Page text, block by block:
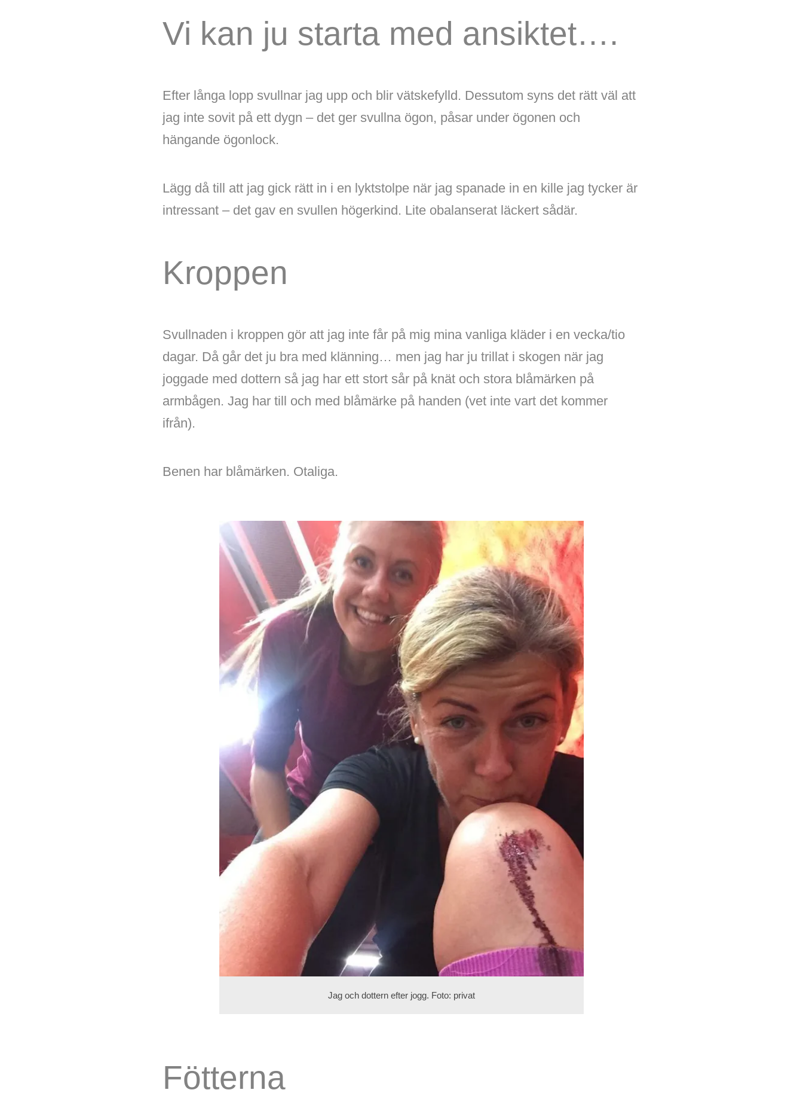
Vi kan ju starta med ansiktet….
Efter långa lopp svullnar jag upp och blir vätskefylld. Dessutom syns det rätt väl att
jag inte sovit på ett dygn – det ger svullna ögon, påsar under ögonen och
hängande ögonlock.
Lägg då till att jag gick rätt in i en lyktstolpe när jag spanade in en kille jag tycker är
intressant – det gav en svullen högerkind. Lite obalanserat läckert sådär.
Kroppen
Svullnaden i kroppen gör att jag inte får på mig mina vanliga kläder i en vecka/tio
dagar. Då går det ju bra med klänning… men jag har ju trillat i skogen när jag
joggade med dottern så jag har ett stort sår på knät och stora blåmärken på
armbågen. Jag har till och med blåmärke på handen (vet inte vart det kommer
ifrån).
Benen har blåmärken. Otaliga.
Jag och dottern efter jogg. Foto: privat
Fötterna